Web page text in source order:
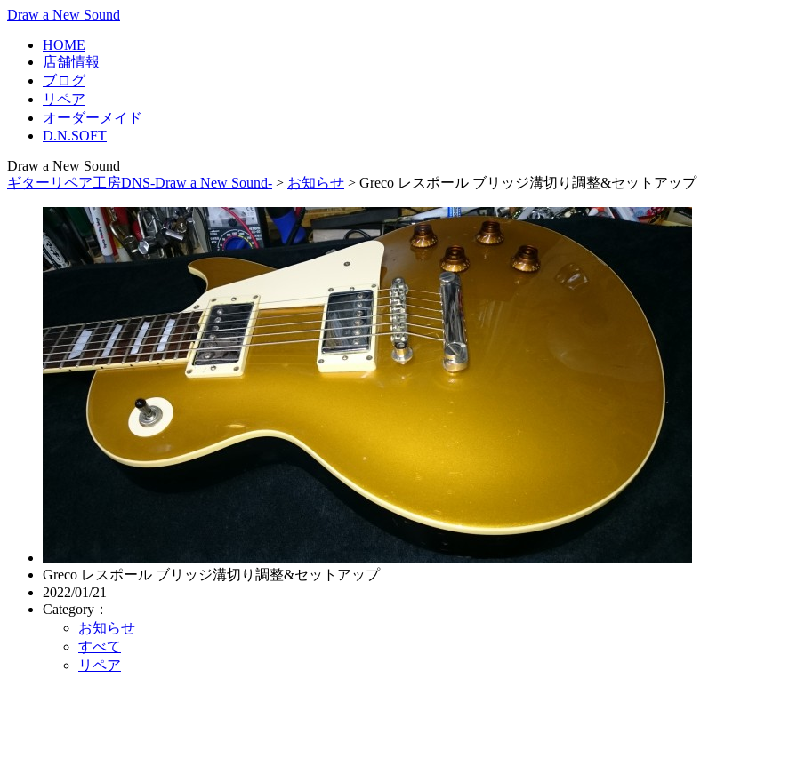
Draw a New Sound
HOME
店舗情報
ブログ
リペア
オーダーメイド
D.N.SOFT
Draw a New Sound
ギターリペア工房DNS-Draw a New Sound- > お知らせ > Greco レスポール ブリッジ溝切り調整&セットアップ
Greco レスポール ブリッジ溝切り調整&セットアップ
2022/01/21
Category：
お知らせ
すべて
リペア